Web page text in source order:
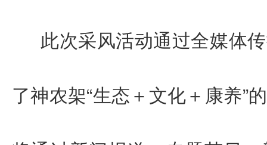
此次采风活动通过全媒体
了神农架“生态＋文化＋康养”